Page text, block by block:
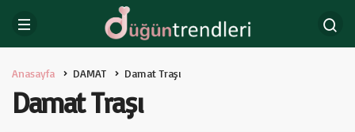
Anasayfa DAMAT Damat Traşı
Damat Traşı